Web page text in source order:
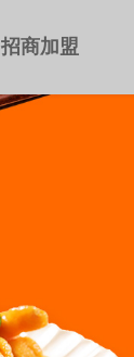
招商加盟